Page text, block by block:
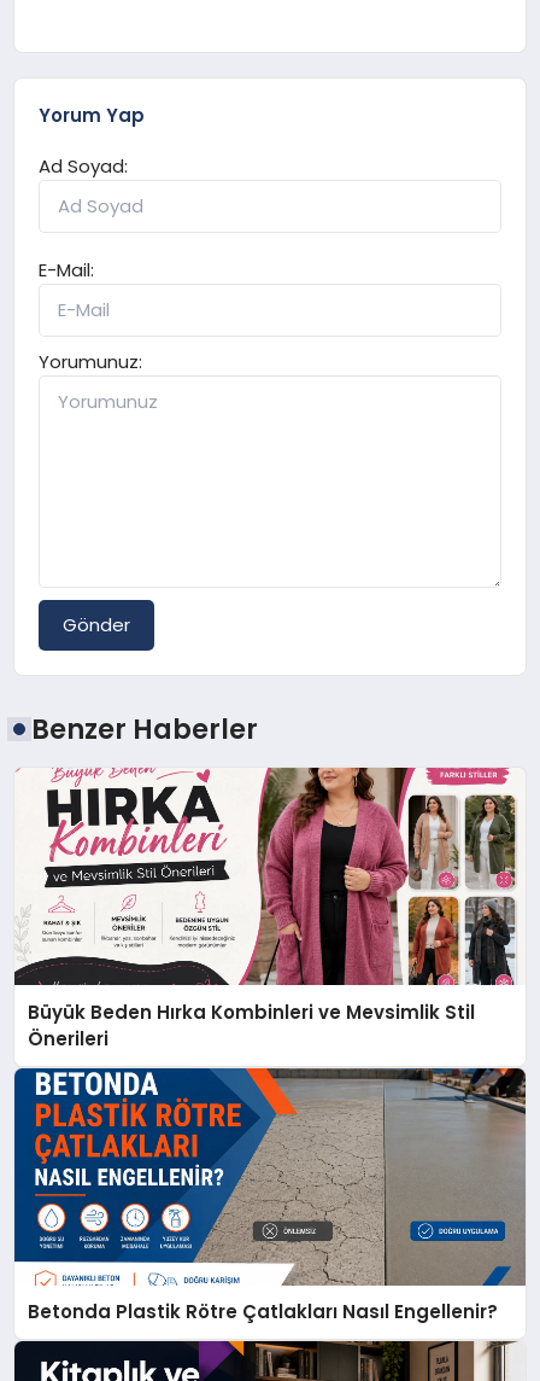
Yorum Yap
Ad Soyad:
E-Mail:
Yorumunuz:
Gönder
Benzer Haberler
Büyük Beden Hırka Kombinleri ve Mevsimlik Stil
Önerileri
Betonda Plastik Rötre Çatlakları Nasıl Engellenir?